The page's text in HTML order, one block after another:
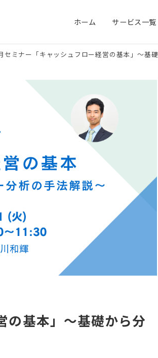
ホーム サービス一覧
セミナー「キャッシュフロー経営の基本」～基
の基本」～基礎から分